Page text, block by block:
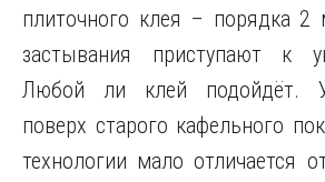
плиточного клея – порядка 2
застывания приступают к
Любой ли клей подойдёт.
поверх старого кафельного
технологии мало отличается